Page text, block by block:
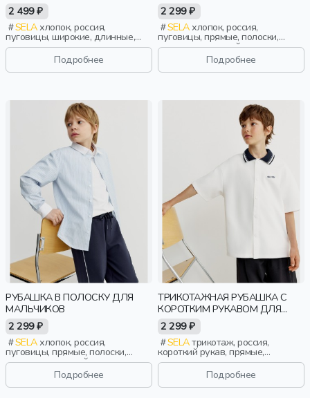
2 499 ₽
SELAхлопок, россия,
пуговицы, широкие, длинные,
прилегающие, застежка,
манжета, кулиска, воротник,
девочки, старшеклассники, дети
Подробнее
2 299 ₽
SELAхлопок, россия,
пуговицы, прямые, полоски,
длинные, длинный рукав,
застежка, школа, манжета,
свободные, клетка, воротник,
мальчики, дети
Подробнее
РУБАШКА В ПОЛОСКУ ДЛЯ
МАЛЬЧИКОВ
2 299 ₽
SELAхлопок, россия,
пуговицы, прямые, полоски,
длинные, длинный рукав,
застежка, школа, манжета,
свободные, воротник, мальчики,
дети
Подробнее
ТРИКОТАЖНАЯ РУБАШКА С
КОРОТКИМ РУКАВОМ ДЛЯ
МАЛЬЧИКОВ
2 299 ₽
SELAтрикотаж, россия,
короткий рукав, прямые,
короткие, застежка, кнопки,
школа, вышивка, воротник,
мальчики, детиПодробнее